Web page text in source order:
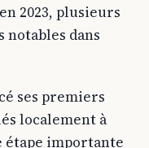
2023, plusieurs
notables dans
ses premiers
localement à
étape importante